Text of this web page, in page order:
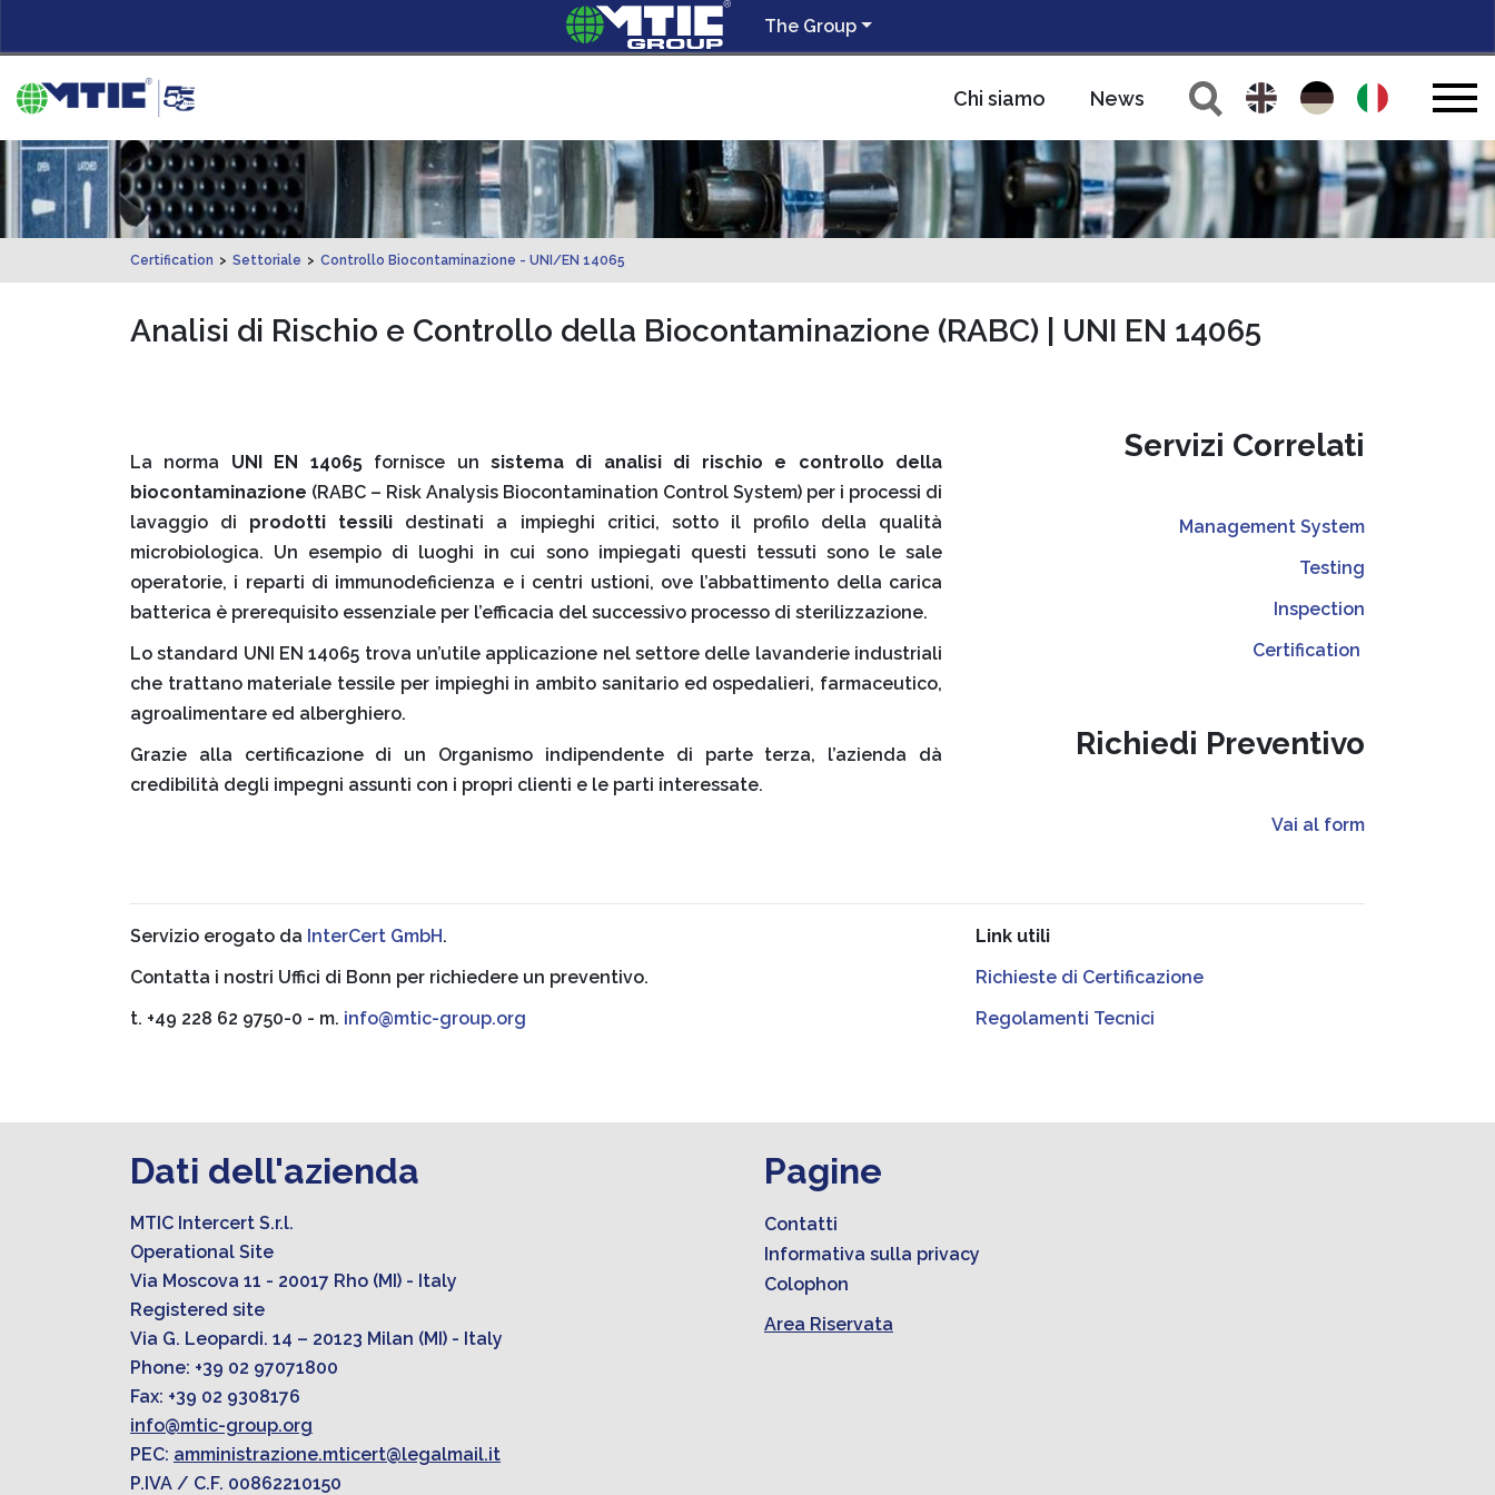
The Group
Chi siamo News
Certification > Settoriale > Controllo Biocontaminazione - UNI/EN 14065
Analisi di Rischio e Controllo della Biocontaminazione (RABC) | UNI EN 14065
La norma UNI EN 14065fornisce un sistema di analisi di rischio e controllo della
biocontaminazione (RABC – Risk Analysis Biocontamination Control System) per i processi di
lavaggio di prodotti tessili destinati a impieghi critici, sotto il profilo della qualità
microbiologica. Un esempio di luoghi in cui sono impiegati questi tessuti sono le sale
operatorie, i reparti di immunodeficienza e i centri ustioni, ove l’abbattimento della carica
batterica è prerequisito essenziale per l’efficacia del successivo processo di sterilizzazione.
Lo standard UNI EN 14065 trova un’utile applicazione nel settore delle lavanderie industriali
che trattano materiale tessile per impieghi in ambito sanitario ed ospedalieri, farmaceutico,
agroalimentare ed alberghiero.
Grazie alla certificazione di un Organismo indipendente di parte terza, l’azienda dà
credibilità degli impegni assunti con i propri clienti e le parti interessate.
Servizi Correlati
Management System
Testing
Inspection
Certification
Richiedi Preventivo
Vai al form
Servizio erogato da InterCert GmbH.
Contatta i nostri Uffici di Bonn per richiedere un preventivo.
t. +49 228 62 9750-0 - m. info@mtic-group.org
Link utili
Richieste di Certificazione
Regolamenti Tecnici
Dati dell'azienda
MTIC Intercert S.r.l.
Operational Site
Via Moscova 11 - 20017 Rho (MI) - Italy
Registered site
Via G. Leopardi. 14 – 20123 Milan (MI) - Italy
Phone: +39 02 97071800
Fax: +39 02 9308176
info@mtic-group.org
PEC: amministrazione.mticert@legalmail.it
P.IVA / C.F. 00862210150
Pagine
Contatti
Informativa sulla privacy
Colophon
Area Riservata